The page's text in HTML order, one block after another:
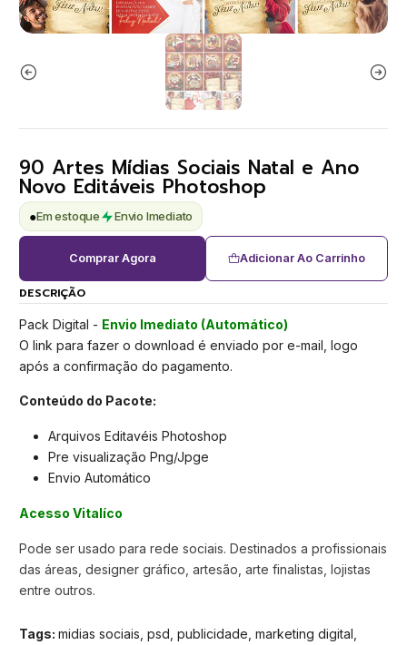
90 Artes Mídias Sociais Natal e Ano
Novo Editáveis Photoshop
●Em estoque Envio Imediato
Adicionar Ao Carrinho
Comprar Agora
DESCRIÇÃO
Pack Digital - Envio Imediato (Automático)
O link para fazer o download é enviado por e-mail, logo
após a confirmação do pagamento.
Conteúdo do Pacote:
Arquivos Editavéis Photoshop
Pre visualização Png/Jpge
Envio Automático
Acesso Vitalíco
Pode ser usado para rede sociais. Destinados a profissionais
das áreas, designer gráfico, artesão, arte finalistas, lojistas
entre outros.
Tags: midias sociais, psd, publicidade, marketing digital,